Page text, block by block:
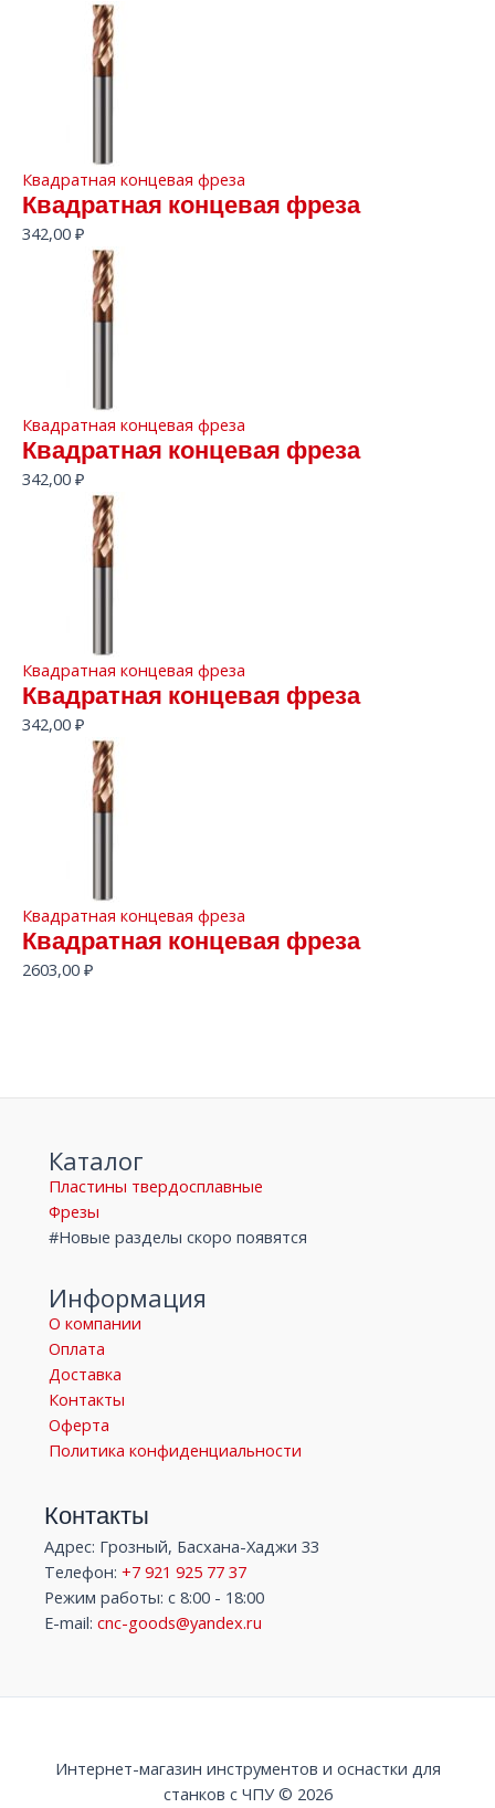
Квадратная концевая фреза
Квадратная концевая фреза
342,00 ₽
Квадратная концевая фреза
Квадратная концевая фреза
342,00 ₽
Квадратная концевая фреза
Квадратная концевая фреза
342,00 ₽
Квадратная концевая фреза
Квадратная концевая фреза
2603,00 ₽
Каталог
Пластины твердосплавные
Фрезы
#Новые разделы скоро появятся
Информация
О компании
Оплата
Доставка
Контакты
Оферта
Политика конфиденциальности
Контакты
Адрес: Грозный, Басхана-Хаджи 33
Телефон: +7 921 925 77 37
Режим работы: с 8:00 - 18:00
E-mail: cnc-goods@yandex.ru
Интернет-магазин инструментов и оснастки для
станков с ЧПУ © 2026